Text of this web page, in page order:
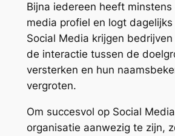
Bijna iedereen heeft minstens
media profiel en logt dagelijks
Social Media krijgen
de interactie tussen de
versterken en hun
vergroten.
Om succesvol op Social
organisatie aanwezig te zijn,